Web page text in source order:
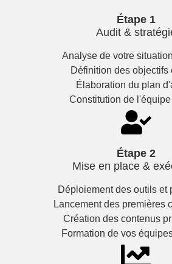
Étape 1
Audit &
Analyse de votre
Définition des objectifs
Élaboration du plan
Constitution de
Étape 2
Mise en place &
Déploiement des outils et
Lancement des premières
Création des contenus
Formation de vos